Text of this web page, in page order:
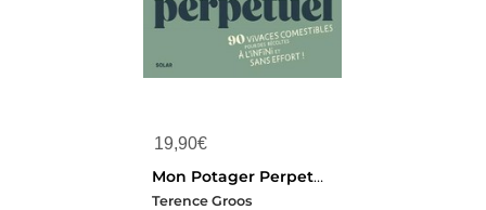
19,90€
Mon Potager Perpetuel : 90 Vivaces Comestibles Pour Des Recoltes A L'infini Et Sans Effort !
Terence Groos